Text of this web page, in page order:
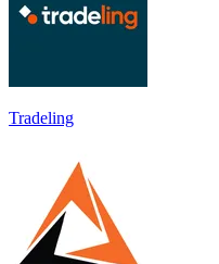
Tradeling